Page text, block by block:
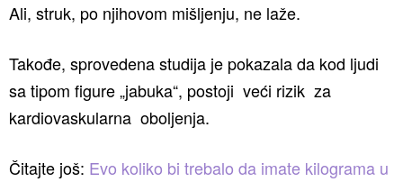
Ali, struk, po njihovom mišljenju, ne laže.
Takođe, sprovedena studija je pokazala da kod ljudi
sa tipom figure „jabuka“, postoji veći rizik za
kardiovaskularna oboljenja.
Čitajte još: Evo koliko bi trebalo da imate kilograma u